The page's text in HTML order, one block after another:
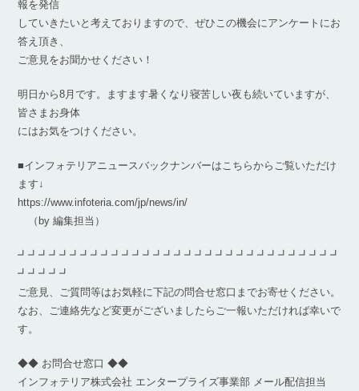
報を発信
していきたいと考えておりますので、ぜひこの機会にアンケートにお
答え頂き、
ご意見をお聞かせください！
明日から8月です。ますます暑くなり寝苦しい夜も続いていますが、
皆さまお身体
にはお気をつけください。
■インフォテリアニュースバックナンバーはこちらからご覧いただけ
ます↓
https://www.infoteria.com/jp/news/in/
（by 編集担当）
┛┛┛┛┛┛┛┛┛┛┛┛┛┛┛┛┛┛┛┛┛┛┛┛┛┛┛┛┛┛┛
┛┛┛┛┛
ご意見、ご質問等はお気軽に下記の問合せ窓口までお寄せください。
なお、ご連絡先など変更がございましたらご一報いただければ幸いで
す。
◆◆ お問合せ窓口 ◆◆
インフォテリア株式会社 エンタープライズ事業部 メール配信担当